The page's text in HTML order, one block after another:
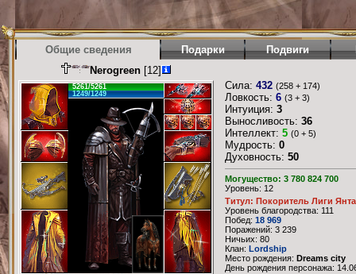
Общие сведения Подарки Подвиги
Nerogreen [12]
5261/5261
1249/1249
Сила: 432 (258 + 174)
Ловкость: 6 (3 + 3)
Интуиция: 3
Выносливость: 36
Интеллект: 5 (0 + 5)
Мудрость: 0
Духовность: 50
Могущество: 3 780 824 700
Уровень: 12
Титул: Покоритель Лиги
Уровень благородства: 111
Побед: 18 969
Поражений: 3 239
Ничьих: 80
Клан: Lordship
Место рождения: Dreams city
День рождения персонажа: